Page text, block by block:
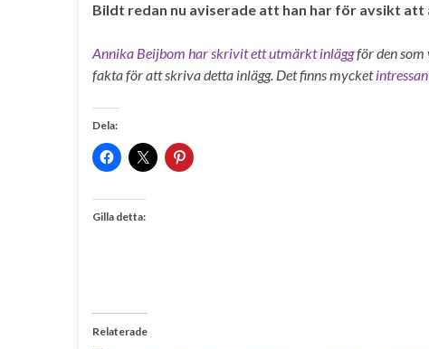
Bildt redan nu aviserade att han har för avsikt
Annika Beijbom har skrivit ett utmärkt inläggför den som
fakta för att skriva detta inlägg. Det finns mycket
Dela:
Gilla detta:
Relaterade